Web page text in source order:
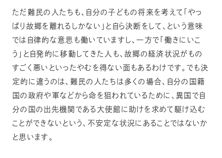
ただ難民の人たちも、自分の子どもの将来を考えて「やっ
ぱり故郷を離れるしかない」と自ら決断をして、という意味
では自律的な意思も働いていますし、一方で「働きにいこ
う」と自発的に移動してきた人も、故郷の経済状況がもの
すごく悪いといったやむを得ない面もあるわけです。でも決
定的に違うのは、難民の人たちは多くの場合、自分の国籍
国の政府や軍などから命を狙われているために、異国で自
分の国の出先機関である大使館に助けを求めて駆け込む
ことができないという、不安定な状況にあることではないか
と思います。